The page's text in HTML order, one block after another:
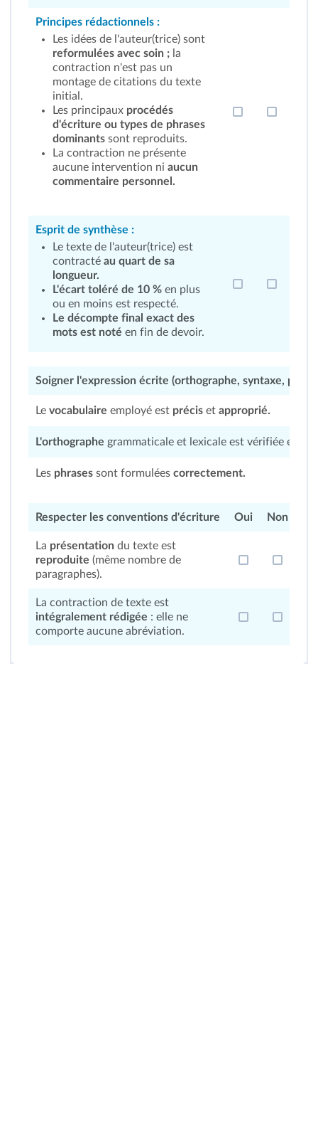
Principes rédactionnels :
Les idées de l'auteur(trice) sont
reformulées avec soin ; la
contraction n'est pas un
montage de citations du texte
initial.
Les principaux procédés
d'écriture ou types de phrases
dominants sont reproduits.
La contraction ne présente
aucune intervention ni aucun
commentaire personnel.
Esprit de synthèse :
Le texte de l'auteur(trice) est
contracté au quart de sa
longueur.
L'écart toléré de 10 % en plus
ou en moins est respecté.
Le décompte final exact des
mots est noté en fin de devoir.
Soigner l'expression écrite (orthographe, syntaxe,
Le vocabulaire employé est précis et approprié.
L'orthographe grammaticale et lexicale est vérifiée et
Les phrases sont formulées correctement.
Respecter les conventions d'écriture Oui Non
La présentation du texte est
reproduite (même nombre de
paragraphes).
La contraction de texte est
intégralement rédigée : elle ne
comporte aucune abréviation.